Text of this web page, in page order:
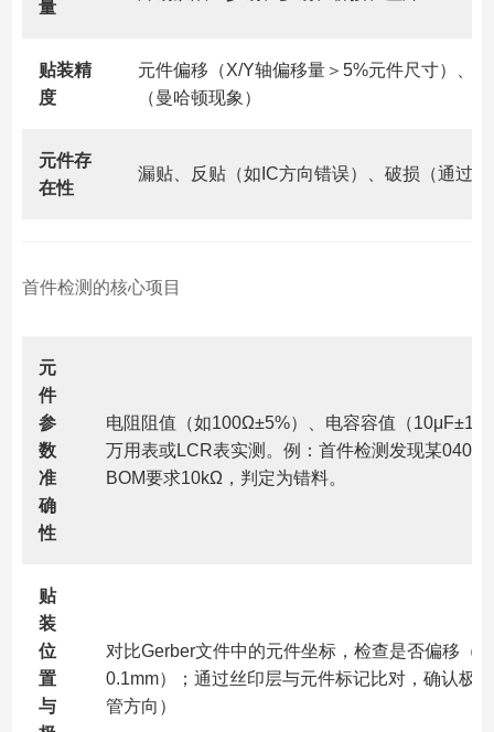
量
贴装精
度
元件偏移（X/Y轴偏移量＞5%元件尺寸）、
（曼哈顿现象）
元件存
在性
漏贴、反贴（如IC方向错误）、破损（通过
首件检测的核心项目
元
件
参
数
准
确
性
电阻阻值（如100Ω±5%）、电容容值（
万用表或LCR表实测。例：首件检测发现某0402
BOM要求10kΩ，判定为错料。
贴
装
位
置
与
对比Gerber文件中的元件坐标，检查是否偏移（
0.1mm）；通过丝印层与元件标记比对，确认极
管方向）